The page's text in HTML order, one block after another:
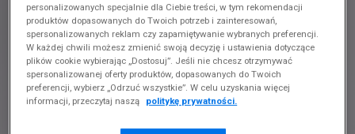
personalizowanych specjalnie dla Ciebie treści, w tym rekomendacji
produktów dopasowanych do Twoich potrzeb i zainteresowań,
spersonalizowanych reklam czy zapamiętywanie wybranych preferencji.
W każdej chwili możesz zmienić swoją decyzję i ustawienia dotyczące
plików cookie wybierając „Dostosuj”. Jeśli nie chcesz otrzymywać
spersonalizowanej oferty produktów, dopasowanych do Twoich
preferencji, wybierz „Odrzuć wszystkie”. W celu uzyskania więcej
informacji, przeczytaj naszą
politykę prywatności.